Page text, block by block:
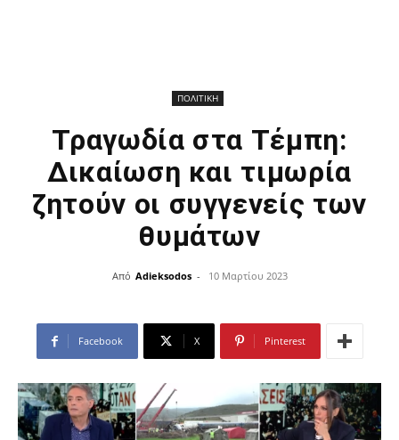
ΠΟΛΙΤΙΚΗ
Τραγωδία στα Τέμπη:
Δικαίωση και τιμωρία
ζητούν οι συγγενείς των
θυμάτων
Από Adieksodos - 10 Μαρτίου 2023
Facebook X Pinterest